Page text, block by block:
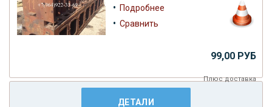
• Подробнее
• Сравнить
99,00 РУБ
Плюсдоставка
ДЕТАЛИ